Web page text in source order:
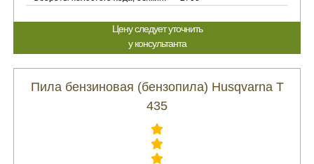
Цену следует уточнить
у консультанта
Пила бензиновая (бензопила) Husqvarna T
435